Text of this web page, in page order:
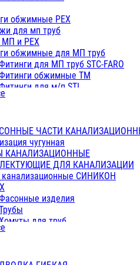
ПП белые
Фитинги ПП белые
Фитинги ППс металл.белые
PE-RT
ПП водопровод белые
ПП водопровод серые
армированные
армированные
Фитинги с металл. серые
Фитинги ПП (серые)
ПП белые
Краны
Фитинги ПП (белые)
Фитинги ПП с металлом белые
полипропиленовые
полипропиленивые
обжимные PEX
для мп труб
и PEX
обжимные для МП труб
для МП труб STC-FARO
обжимные ТМ
для м/п STI
для МП труб TITAN
TK
VALFEX
ЧАСТИ
чугунная
КАНАЛИЗАЦИОННЫЕ
ДЛЯ КАНАЛИЗАЦИИ
канализационные СИНИКОН
изделия
для труб